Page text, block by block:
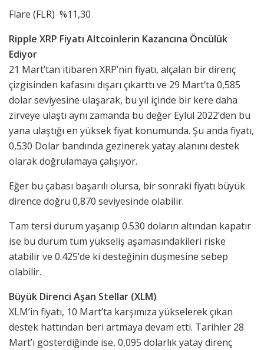
Flare (FLR) %11,30
Ripple XRP Fiyatı Altcoinlerin Kazancına Öncülük
Ediyor
21 Mart’tan itibaren XRP’nin fiyatı, alçalan bir direnç
çizgisinden kafasını dışarı çıkarttı ve 29 Mart’ta 0,585
dolar seviyesine ulaşarak, bu yıl içinde bir kere daha
zirveye ulaştı aynı zamanda bu değer Eylül 2022’den bu
yana ulaştığı en yüksek fiyat konumunda. Şu anda fiyatı,
0,530 Dolar bandında gezinerek yatay alanını destek
olarak doğrulamaya çalışıyor.
Eğer bu çabası başarılı olursa, bir sonraki fiyatı büyük
dirence doğru 0,870 seviyesinde olabilir.
Tam tersi durum yaşanıp 0.530 doların altından kapatır
ise bu durum tüm yükseliş aşamasındakileri riske
atabilir ve 0.425’de ki desteğinin düşmesine sebep
olabilir.
Büyük Direnci Aşan Stellar (XLM)
XLM’in fiyatı, 10 Mart’ta karşımıza yükselerek çıkan
destek hattından beri artmaya devam etti. Tarihler 28
Mart’ı gösterdiğinde ise, 0,095 dolarlık yatay direnç